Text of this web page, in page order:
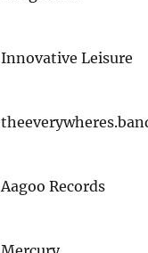
Innovative Leisure
Aagoo Records